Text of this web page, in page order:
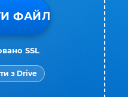
ФАЙЛ
SSL
з Drive